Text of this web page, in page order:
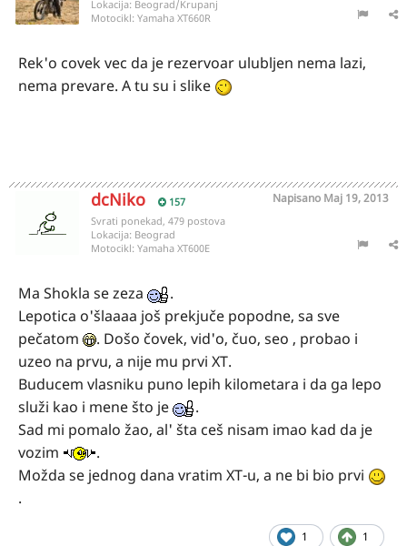
Lokacija: Beograd/Krupanj
Motocikl: Yamaha XT660R
Rek'o covek vec da je rezervoar ulubljen nema lazi,
nema prevare. A tu su i slike
dcNiko 157 Napisano Maj 19, 2013
Svrati ponekad, 479 postova
Lokacija: Beograd
Motocikl: Yamaha XT600E
Ma Shokla se zeza
.
Lepotica o'šlaaaa još prekjuče popodne, sa sve
pečatom
. Došo čovek, vid'o, čuo, seo , probao i
uzeo na prvu, a nije mu prvi XT.
Buducem vlasniku puno lepih kilometara i da ga lepo
služi kao i mene što je
.
Sad mi pomalo žao, al' šta ceš nisam imao kad da je
vozim
.
Možda se jednog dana vratim XT-u, a ne bi bio prvi
.
1 1